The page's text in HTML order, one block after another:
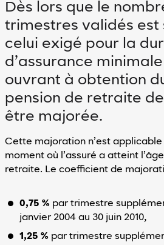
Dès lors que le
trimestres validés est
celui exigé pour la
d’assurance
ouvrant à obtention
pension de retraite
être majorée.
Cette majoration n’est applicable
moment où l’assuré a atteint
retraite. Le coefficient de
0,75 % par trimestre
janvier 2004 au 30 juin 2010,
1,25 % par trimestre